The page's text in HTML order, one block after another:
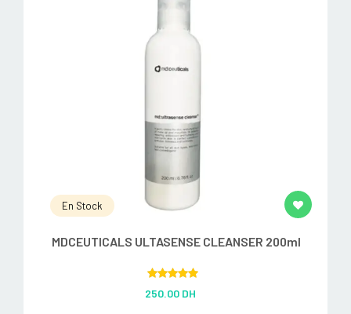
En Stock
MDCEUTICALS ULTASENSE CLEANSER 200ml
out of 5
250.00 DH